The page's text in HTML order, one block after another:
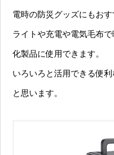
電時の防災グッズにもお
ライトや充電や電気毛布
化製品に使用できます。
いろいろと活用できる便
と思います。